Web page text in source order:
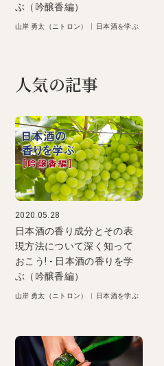
ぶ（吟醸香編）
山岸 勇太（ニトロン） 日本酒を学ぶ
人気の記事
2020.05.28
日本酒の香り成分とその表
現方法について深く知って
おこう! - 日本酒の香りを学
ぶ（吟醸香編）
山岸 勇太（ニトロン） 日本酒を学ぶ